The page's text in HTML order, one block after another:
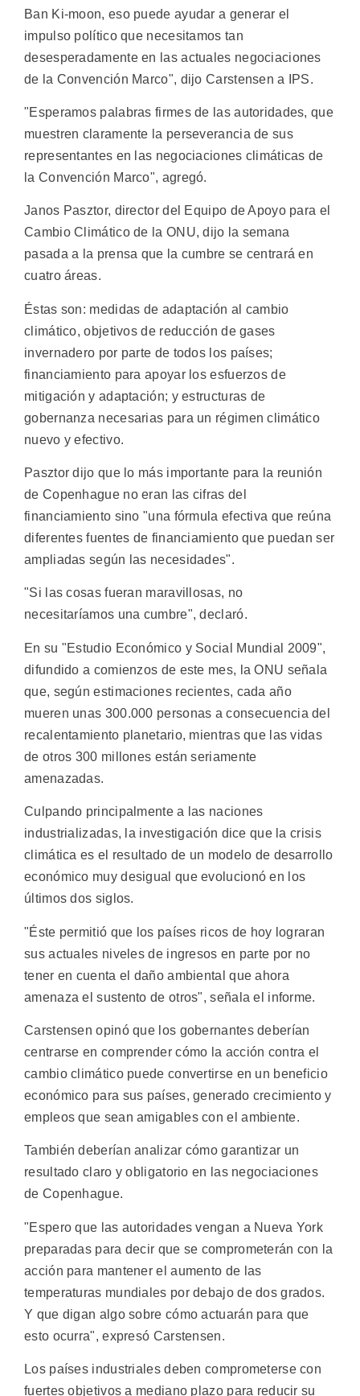
Ban Ki-moon, eso puede ayudar a generar el
impulso político que necesitamos tan
desesperadamente en las actuales negociaciones
de la Convención Marco", dijo Carstensen a IPS.
"Esperamos palabras firmes de las autoridades, que
muestren claramente la perseverancia de sus
representantes en las negociaciones climáticas de
la Convención Marco", agregó.
Janos Pasztor, director del Equipo de Apoyo para el
Cambio Climático de la ONU, dijo la semana
pasada a la prensa que la cumbre se centrará en
cuatro áreas.
Éstas son: medidas de adaptación al cambio
climático, objetivos de reducción de gases
invernadero por parte de todos los países;
financiamiento para apoyar los esfuerzos de
mitigación y adaptación; y estructuras de
gobernanza necesarias para un régimen climático
nuevo y efectivo.
Pasztor dijo que lo más importante para la reunión
de Copenhague no eran las cifras del
financiamiento sino "una fórmula efectiva que reúna
diferentes fuentes de financiamiento que puedan ser
ampliadas según las necesidades".
"Si las cosas fueran maravillosas, no
necesitaríamos una cumbre", declaró.
En su "Estudio Económico y Social Mundial 2009",
difundido a comienzos de este mes, la ONU señala
que, según estimaciones recientes, cada año
mueren unas 300.000 personas a consecuencia del
recalentamiento planetario, mientras que las vidas
de otros 300 millones están seriamente
amenazadas.
Culpando principalmente a las naciones
industrializadas, la investigación dice que la crisis
climática es el resultado de un modelo de desarrollo
económico muy desigual que evolucionó en los
últimos dos siglos.
"Éste permitió que los países ricos de hoy lograran
sus actuales niveles de ingresos en parte por no
tener en cuenta el daño ambiental que ahora
amenaza el sustento de otros", señala el informe.
Carstensen opinó que los gobernantes deberían
centrarse en comprender cómo la acción contra el
cambio climático puede convertirse en un beneficio
económico para sus países, generado crecimiento y
empleos que sean amigables con el ambiente.
También deberían analizar cómo garantizar un
resultado claro y obligatorio en las negociaciones
de Copenhague.
"Espero que las autoridades vengan a Nueva York
preparadas para decir que se comprometerán con la
acción para mantener el aumento de las
temperaturas mundiales por debajo de dos grados.
Y que digan algo sobre cómo actuarán para que
esto ocurra", expresó Carstensen.
Los países industriales deben comprometerse con
fuertes objetivos a mediano plazo para reducir su